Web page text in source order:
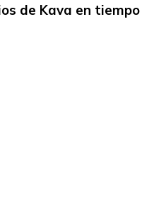
de Kava en tiempo